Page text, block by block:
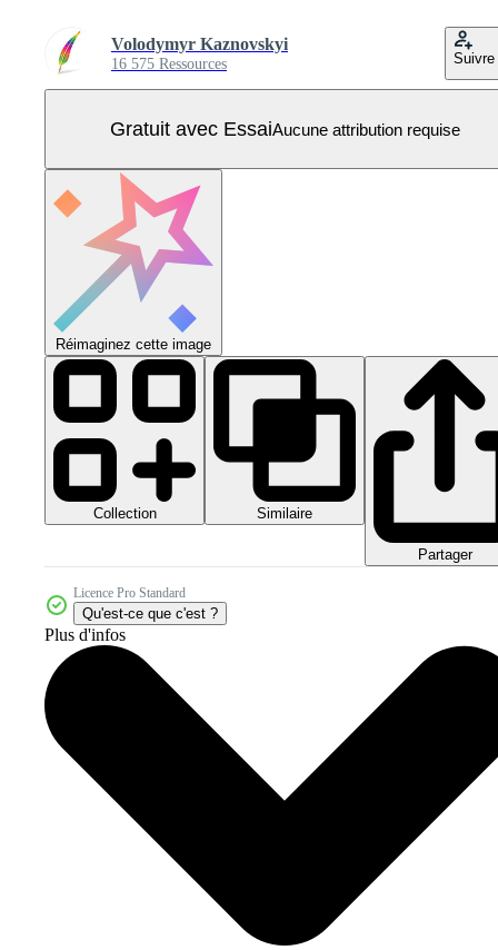
Volodymyr Kaznovskyi
16 575 Ressources Suivre
Gratuit avec EssaiAucune attribution requise
Réimaginez cette image
Collection Similaire
Partager
Licence Pro Standard
Qu'est-ce que c'est ?
Plus d'infos